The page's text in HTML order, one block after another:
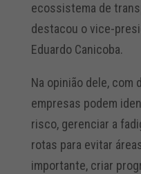
ecossistema de
destacou o vice-
Eduardo Canicoba.
Na opinião dele, com
empresas podem
risco, gerenciar a
rotas para evitar
importante, criar